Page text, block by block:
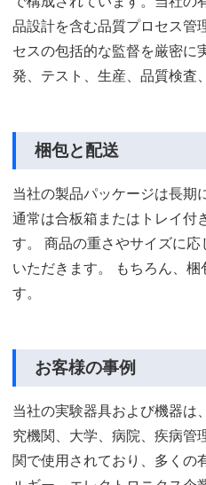
品設計を含む品質プロセス管
セスの包括的な監督を厳密に
発、テスト、生産、品質検査
梱包と配送
当社の製品パッケージは長期
通常は合板箱またはトレイ付
す。 商品の重さやサイズに
いただきます。 もちろん、
す。
お客様の事例
当社の実験器具および機器は
究機関、大学、病院、疾病管
関で使用されており、多くの